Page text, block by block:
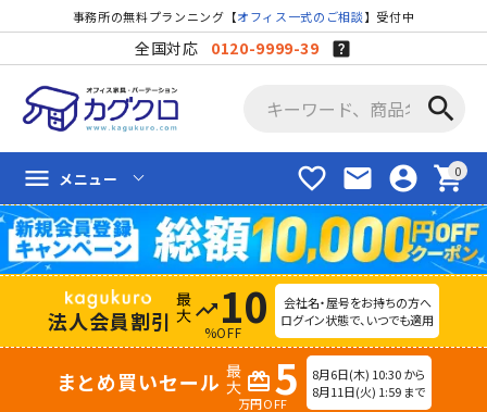
事務所の無料プランニング【オフィス一式のご相談】受付中
全国対応 0120-9999-39
search
favorite_border mail account_circle shopping_cart
menu メニュー
法人会員割引 trending_up 10
%OFF
会社名・屋号をお持ちの方へ
ログイン状態で、いつでも適用
まとめ買いセール redeem 5
万円OFF
8月6日(木) 10:30 から
8月11日(火) 1:59 まで